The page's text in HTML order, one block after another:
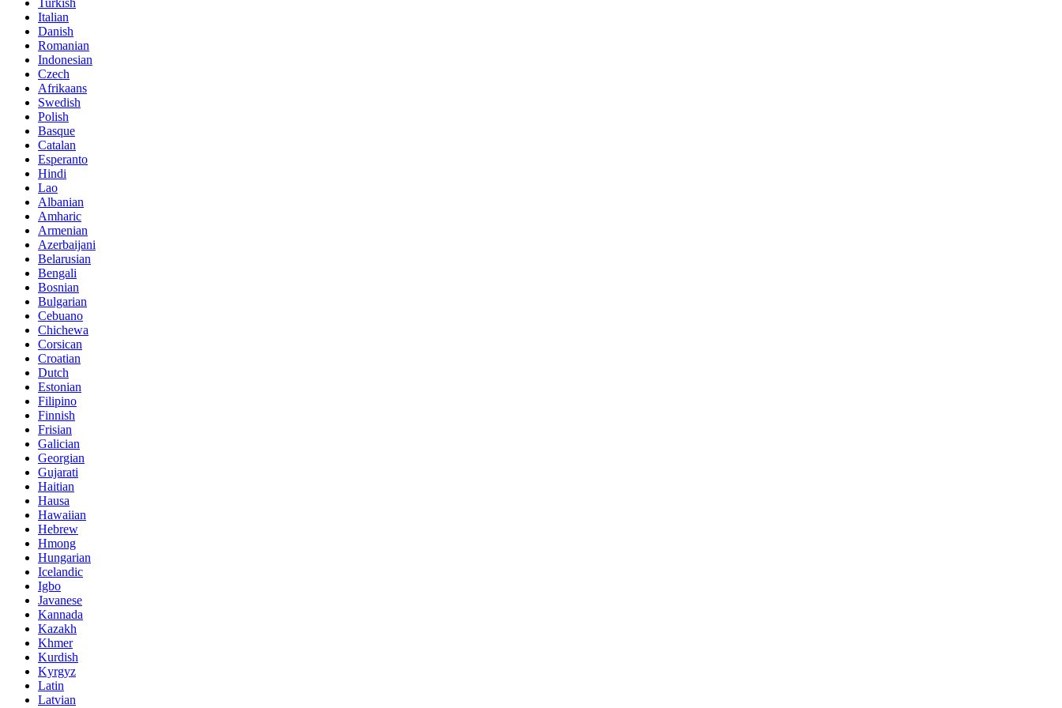
Turkish
Italian
Danish
Romanian
Indonesian
Czech
Afrikaans
Swedish
Polish
Basque
Catalan
Esperanto
Hindi
Lao
Albanian
Amharic
Armenian
Azerbaijani
Belarusian
Bengali
Bosnian
Bulgarian
Cebuano
Chichewa
Corsican
Croatian
Dutch
Estonian
Filipino
Finnish
Frisian
Galician
Georgian
Gujarati
Haitian
Hausa
Hawaiian
Hebrew
Hmong
Hungarian
Icelandic
Igbo
Javanese
Kannada
Kazakh
Khmer
Kurdish
Kyrgyz
Latin
Latvian